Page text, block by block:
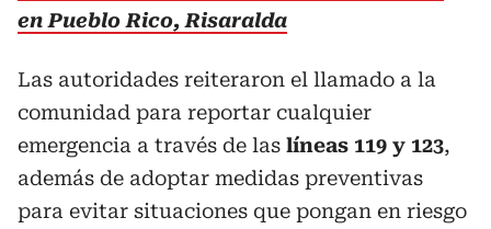
en Pueblo Rico, Risaralda
Las autoridades reiteraron el llamado a la
comunidad para reportar cualquier
emergencia a través de las líneas 119 y 123,
además de adoptar medidas preventivas
para evitar situaciones que pongan en riesgo